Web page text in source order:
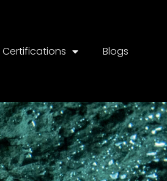
Certifications Blogs